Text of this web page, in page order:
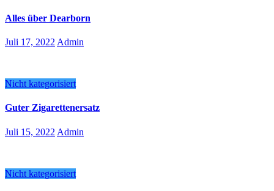
Alles über Dearborn
Juli 17, 2022 Admin
Nicht kategorisiert
Guter Zigarettenersatz
Juli 15, 2022 Admin
Nicht kategorisiert